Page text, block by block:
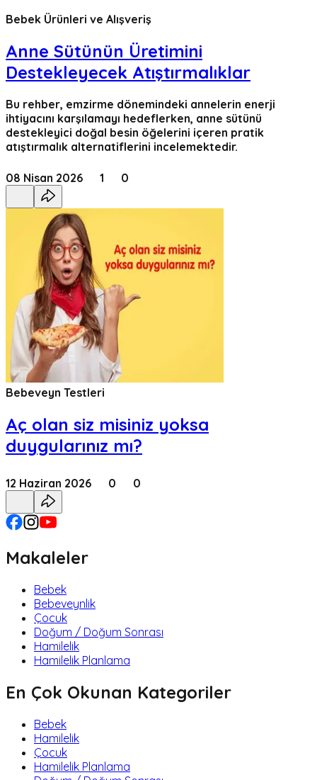
Bebek Ürünleri ve Alışveriş
Anne Sütünün Üretimini
Destekleyecek Atıştırmalıklar
Bu rehber, emzirme dönemindeki annelerin enerji
ihtiyacını karşılamayı hedeflerken, anne sütünü
destekleyici doğal besin öğelerini içeren pratik
atıştırmalık alternatiflerini incelemektedir.
08 Nisan 2026 1 0
Bebeveyn Testleri
Aç olan siz misiniz yoksa
duygularınız mı?
12 Haziran 2026 0 0
Makaleler
Bebek
Bebeveynlik
Çocuk
Doğum / Doğum Sonrası
Hamilelik
Hamilelik Planlama
En Çok Okunan Kategoriler
Bebek
Hamilelik
Çocuk
Hamilelik Planlama